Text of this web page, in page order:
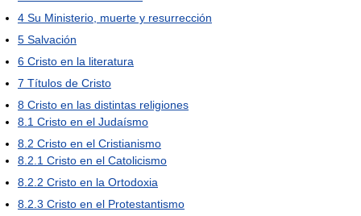
4 Su Ministerio, muerte y resurrección
5 Salvación
6 Cristo en la literatura
7 Títulos de Cristo
8 Cristo en las distintas religiones
8.1 Cristo en el Judaísmo
8.2 Cristo en el Cristianismo
8.2.1 Cristo en el Catolicismo
8.2.2 Cristo en la Ortodoxia
8.2.3 Cristo en el Protestantismo